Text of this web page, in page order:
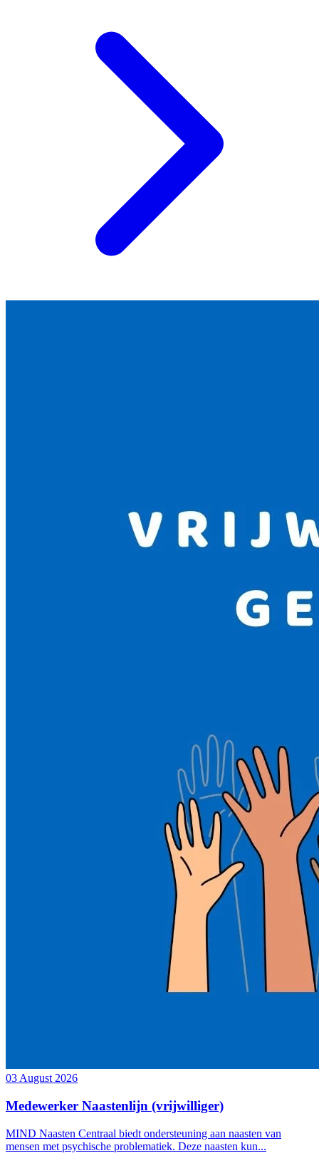
03 August 2026
Medewerker Naastenlijn (vrijwilliger)
MIND Naasten Centraal biedt ondersteuning aan naasten van
mensen met psychische problematiek. Deze naasten kun...